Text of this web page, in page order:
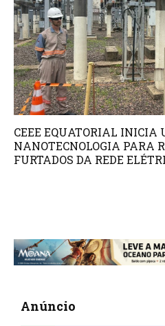
CEEE EQUATORIAL INICIA
NANOTECNOLOGIA PARA
FURTADOS DA REDE
Anúncio